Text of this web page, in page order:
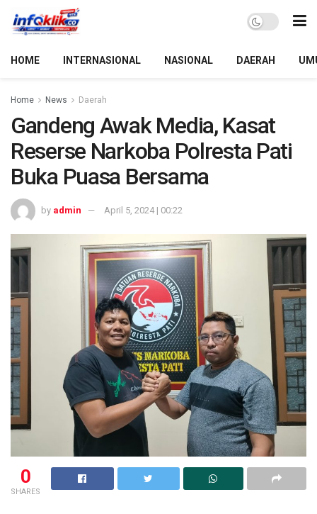
HOME INTERNASIONAL NASIONAL DAERAH
Home News Daerah
Gandeng Awak Media, Kasat
Reserse Narkoba Polresta Pati
Buka Puasa Bersama
by admin April 5, 2024 | 00:22
0
SHARES